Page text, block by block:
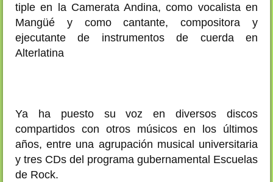
tiple en la Camerata Andina, como vocalista en
Mangüé y como cantante, compositora y
ejecutante de instrumentos de cuerda en
Alterlatina
Ya ha puesto su voz en diversos discos
compartidos con otros músicos en los últimos
años, entre una agrupación musical universitaria
y tres CDs del programa gubernamental Escuelas
de Rock.